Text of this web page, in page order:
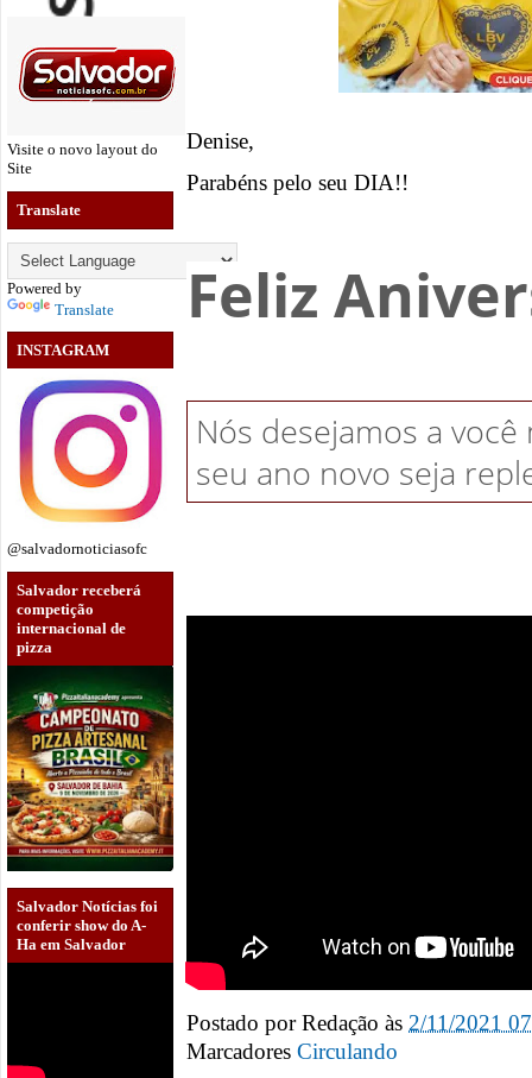
Visite o novo layout do
Site
Translate
Powered by
Translate
INSTAGRAM
@salvadornoticiasofc
Salvador receberá
competição
internacional de
pizza
Salvador Notícias foi
conferir show do A-
Ha em Salvador
Denise,
Parabéns pelo seu DIA!!
Feliz
Nós desejamos a
seu ano novo seja
Postado porRedação às 2/11/2021
Marcadores Circulando